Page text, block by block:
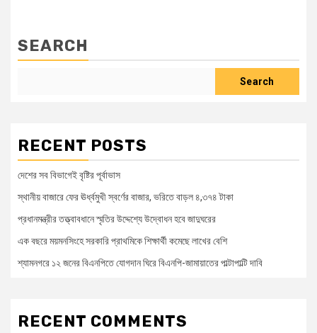
SEARCH
Search
RECENT POSTS
দেশের সব বিভাগেই বৃষ্টির পূর্বাভাস
স্থানীয় বাজারে ফের ঊর্ধ্বমুখী স্বর্ণের বাজার, ভরিতে বাড়ল ৪,৩৭৪ টাকা
প্রধানমন্ত্রীর তত্ত্বাবধানে স্মৃতির উদ্দেশ্যে উদ্বোধন হবে জাদুঘরের
এক বছরে ময়মনসিংহে সরকারি প্রাথমিকে শিক্ষার্থী কমেছে লাখের বেশি
শ্যামনগরে ১২ জনের বিএনপিতে যোগদান ঘিরে বিএনপি-জামায়াতের পাল্টাপাল্টি দাবি
RECENT COMMENTS